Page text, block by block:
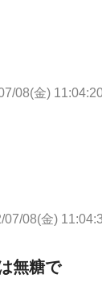
08(金)
07/08(金)
無糖で